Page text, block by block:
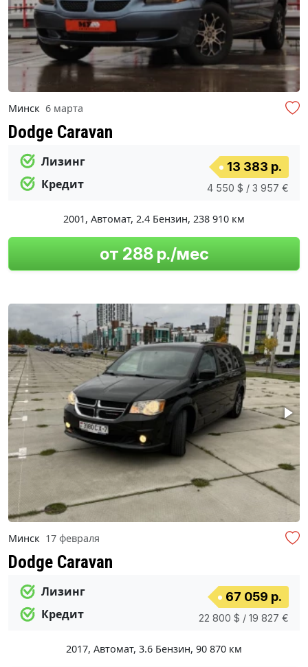
Минск 6 марта
Dodge Caravan
Лизинг
Кредит
13 383 р.
4 550 $ / 3 957 €
2001, Автомат, 2.4 Бензин, 238 910 км
от 288 р./мес
Минск 17 февраля
Dodge Caravan
Лизинг
Кредит
67 059 р.
22 800 $ / 19 827 €
2017, Автомат, 3.6 Бензин, 90 870 км